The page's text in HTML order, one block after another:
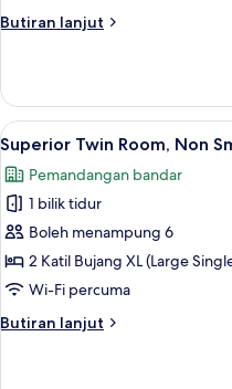
Smoking
bathtub)
Butiran lanjut
Butiran
Twin
Room,
Non
Smoking
(Plaza,
No
Lihat
semua
foto
untuk
Superior
Twin
Room,
Smoking
6
Superior Twin Room, Non
Pemandangan bandar
1 bilik tidur
Boleh menampung 6
2 Katil Bujang XL (Large
Wi-Fi percuma
Butiran lanjut
Butiran